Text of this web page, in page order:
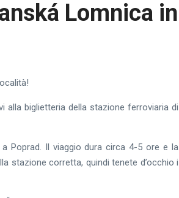
Lomnica in
alla biglietteria della stazione ferroviaria di
Poprad. Il viaggio dura circa 4-5 ore e la
stazione corretta, quindi tenete d’occhio i